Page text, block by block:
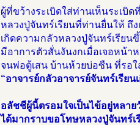
ผู้ที่ขว้างระเบิดใส่ท่านเห็นระเบิด
หลวงปู่จันทร์เรียนที่ท่านยื่นให้ ถึ
เกิดความกลัวหลวงปู่จันทร์เรียน
มีอาการตัวสั่นงันงกเมื่อเจอหน้า
จนพ่อตู้เสน บ้านห้วยบ่อซืน ที่รอ
“อาจารย์กลัวอาจารย์จันทร์เรียน
อลัชชีผู้นี้ตรอมใจเป็นไข้อยู่หลาย
ได้มากราบขอโทษหลวงปู่จันทร์เ